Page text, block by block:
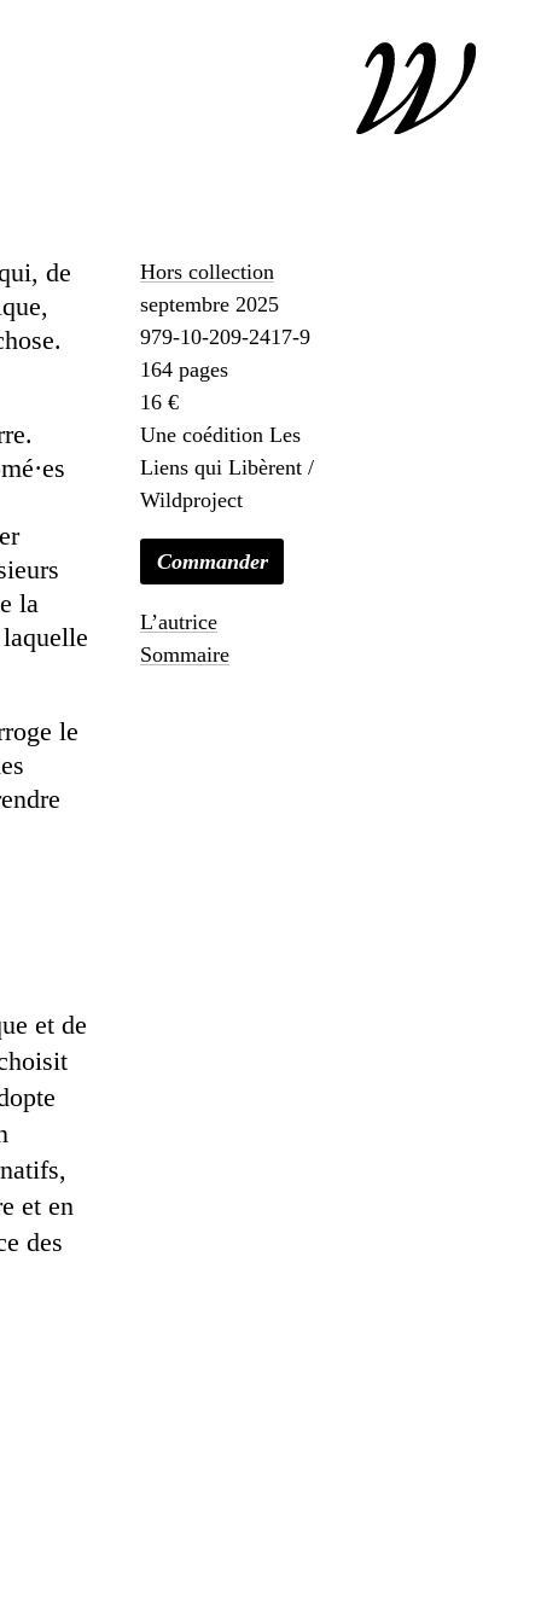
Hors collection
septembre 2025
979-10-209-2417-9
164 pages
16 €
Une coédition Les
Liens qui Libèrent /
Wildproject
Commander
L’autrice
Sommaire
de
la
le
et de
et en
des